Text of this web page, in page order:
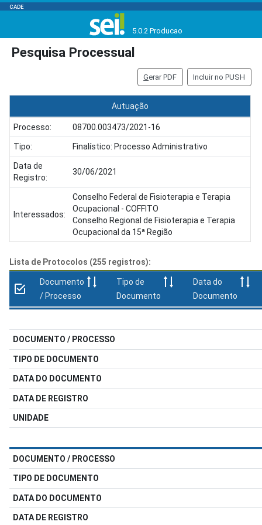
CADE
5.0.2 Producao
Pesquisa Processual
Gerar PDF Incluir no PUSH
Autuação
Processo: 08700.003473/2021-16
Tipo: Finalístico: Processo Administrativo
Data de
Registro:
30/06/2021
Interessados:
Conselho Federal de Fisioterapia e Terapia
Ocupacional - COFFITO
Conselho Regional de Fisioterapia e Terapia
Ocupacional da 15ª Região
Lista de Protocolos (255 registros):
Documento
/ Processo
Tipo de
Documento
Data do
Documento